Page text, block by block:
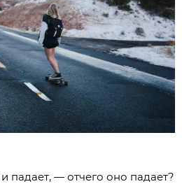
падает, — отчего оно падает?